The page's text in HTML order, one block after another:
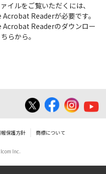
イルをご覧いただくには、
Readerが必要です。
Acrobat Readerのダウンロー
らから。
保護方針 商標について
Inc.